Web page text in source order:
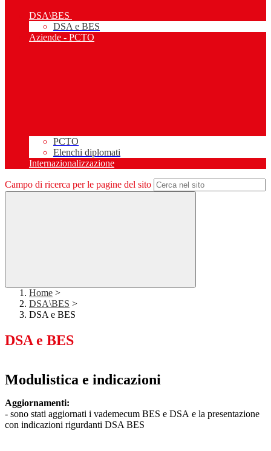
DSA\BES
DSA e BES
Aziende - PCTO
PCTO
Elenchi diplomati
Internazionalizzazione
Campo di ricerca per le pagine del sito
Home >
DSA\BES >
DSA e BES
DSA e BES
Modulistica e indicazioni
Aggiornamenti:
- sono stati aggiornati i vademecum BES e DSA e la presentazione
con indicazioni rigurdanti DSA BES